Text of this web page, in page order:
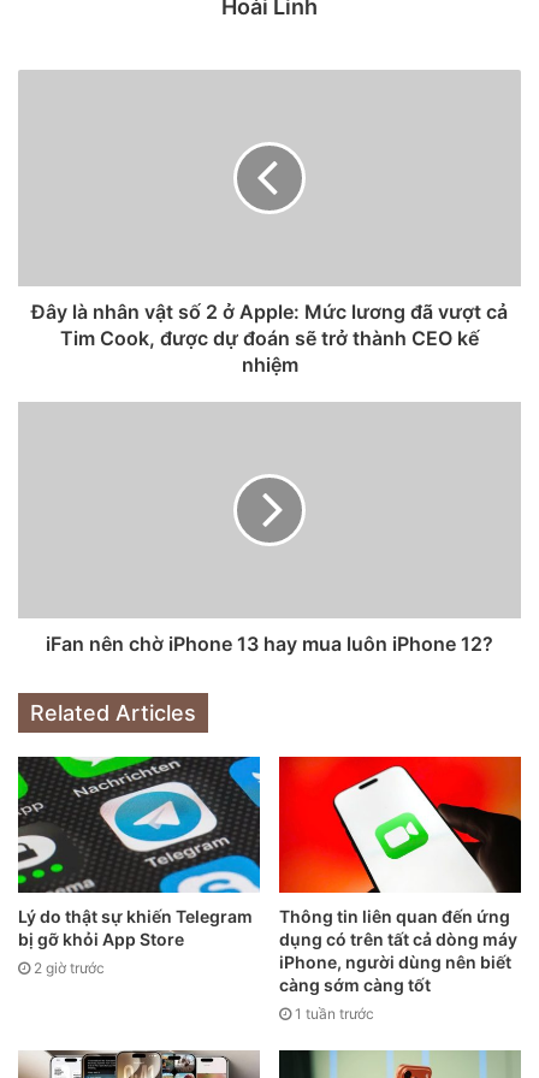
đồng bản 64GB) cũng nhận được mức giảm nhẹ, có tỷ lệ
mua hàng thấp hơn so với cặp iPhone 12 Pro và iPhone 12
Điều này cho thấy sức nóng của iPhone 12 Pro là quá lớn
và độ chịu chi của người tiêu dùng Việt không hề suy giảm,
2020. So với iPhone 11 Pro 2019, iPhone 12 Pro quả thực
6,1 inch, lại có giá bán (từ 29,99 triệu đồng – bản 128GB)
không cao hơn nhiều so với iPhone 12.
Hoài Linh
Đây là nhân vật số 2 ở Apple: Mức lương đã vượt cả
Tim Cook, được dự đoán sẽ trở thành CEO kế
nhiệm
iFan nên chờ iPhone 13 hay mua luôn iPhone 12?
Related Articles
Lý do thật sự khiến Telegram
bị gỡ khỏi App Store
2 giờ trước
Thông tin liên quan đến ứng
dụng có trên tất cả dòng máy
iPhone, người dùng nên biết
càng sớm càng tốt
1 tuần trước